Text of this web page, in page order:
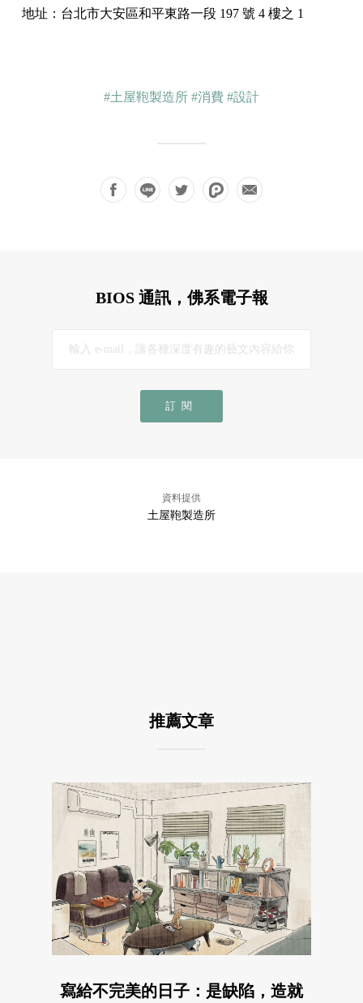
地址：台北市大安區和平東路一段 197 號 4 樓之 1
#土屋鞄製造所 #消費 #設計
BIOS 通訊，佛系電子報
訂閱
資料提供
土屋鞄製造所
推薦文章
寫給不完美的日子：是缺陷，造就